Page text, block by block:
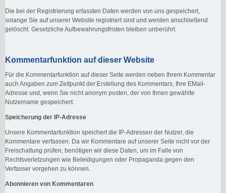
Die bei der Registrierung erfassten Daten werden von uns gespeichert,
solange Sie auf unserer Website registriert sind und werden anschließend
gelöscht. Gesetzliche Aufbewahrungsfristen bleiben unberührt.
Kommentarfunktion auf dieser Website
Für die Kommentarfunktion auf dieser Seite werden neben Ihrem Kommentar
auch Angaben zum Zeitpunkt der Erstellung des Kommentars, Ihre EMail-
Adresse und, wenn Sie nicht anonym posten, der von Ihnen gewählte
Nutzername gespeichert.
Speicherung der IP-Adresse
Unsere Kommentarfunktion speichert die IP-Adressen der Nutzer, die
Kommentare verfassen. Da wir Kommentare auf unserer Seite nicht vor der
Freischaltung prüfen, benötigen wir diese Daten, um im Falle von
Rechtsverletzungen wie Beleidigungen oder Propaganda gegen den
Verfasser vorgehen zu können.
Abonnieren von Kommentaren